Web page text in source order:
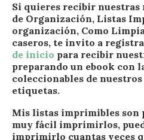
Si quieres recibir nuestras
de Organización, Listas
organización, Como
caseros, te invito a
de inicio para recibir
preparando un ebook con
coleccionables de
etiquetas.
Mis listas imprimibles son
muy fácil imprimirlos,
imprimirlo cuantas veces